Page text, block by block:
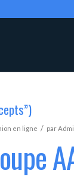
en ligne / par